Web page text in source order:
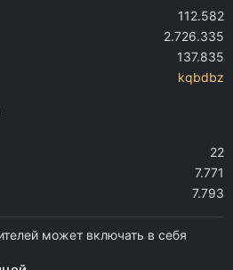
112.582
2.726.335
137.835
kqbdbz
22
7.771
7.793
может включать в себя